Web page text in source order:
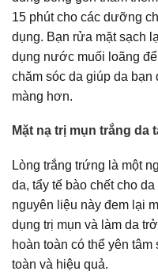
15 phút cho các dưỡng
dụng. Bạn rửa mặt sạch
dụng nước muối loãng
chăm sóc da giúp da
màng hơn.
Mặt nạ trị mụn trắng
Lòng trắng trứng là một
da, tẩy tế bào chết cho
nguyên liệu này đem lại
dụng trị mụn và làm da
hoàn toàn có thể yên
toàn và hiệu quả.